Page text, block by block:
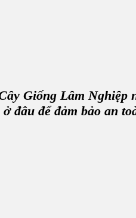
Giống Lâm Nghiệp
đâu để đảm bảo an